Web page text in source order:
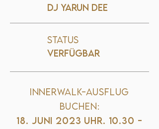
DJ Yarun Dee
Status
VERFÜGBAR
Innerwalk-Ausflug
buchen:
18. Juni 2023 Uhr. 10.30 -